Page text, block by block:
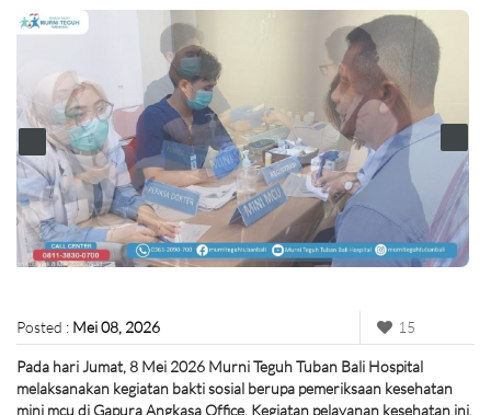
Posted : Mei 08, 2026 15
Pada hari Jumat, 8 Mei 2026 Murni Teguh Tuban Bali Hospital
melaksanakan kegiatan bakti sosial berupa pemeriksaan kesehatan
mini mcu di Gapura Angkasa Office. Kegiatan pelayanan kesehatan ini,